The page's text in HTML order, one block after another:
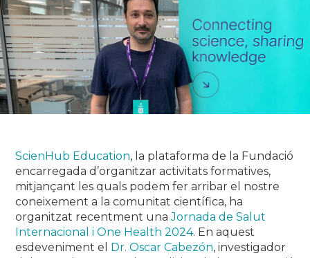
ScienHub Education, la plataforma de la Fundació
encarregada d’organitzar activitats formatives,
mitjançant les quals podem fer arribar el nostre
coneixement a la comunitat científica, ha
organitzat recentment unaJornada de Salut
Internacional i One Health 2024. En aquest
esdeveniment el
Dr. Oscar Cabezón, investigador